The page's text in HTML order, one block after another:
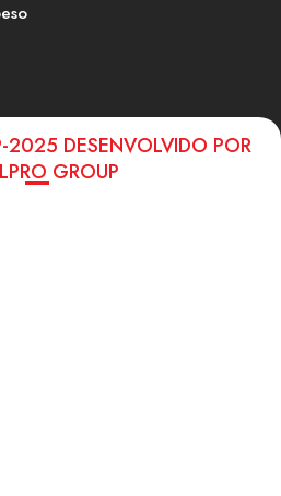
DESENVOLVIDO POR
GROUP